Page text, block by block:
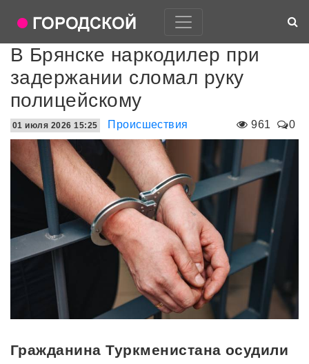
В Брянске наркодилер при
задержании сломал руку
полицейскому
961 0
01 июля 2026 15:25 Происшествия
Гражданина Туркменистана осудили